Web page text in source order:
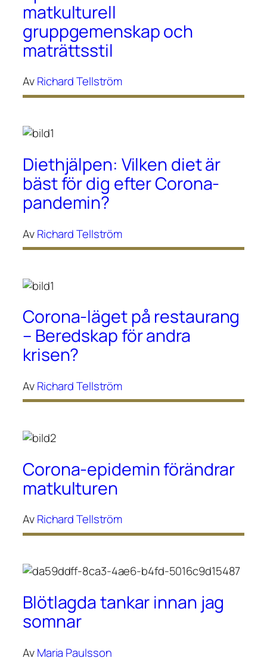
matkulturell
gruppgemenskap och
maträttsstil
AvRichard Tellström
Diethjälpen: Vilken diet är
bäst för dig efter Corona-
pandemin?
AvRichard Tellström
Corona-läget på restaurang
– Beredskap för andra
krisen?
AvRichard Tellström
Corona-epidemin förändrar
matkulturen
AvRichard Tellström
Blötlagda tankar innan jag
somnar
AvMaria Paulsson